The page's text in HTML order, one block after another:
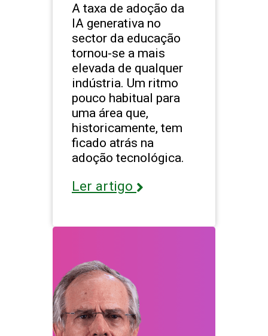
A taxa de adoção da
IA generativa no
sector da educação
tornou-se a mais
elevada de qualquer
indústria. Um ritmo
pouco habitual para
uma área que,
historicamente, tem
ficado atrás na
adoção tecnológica.
Ler artigo